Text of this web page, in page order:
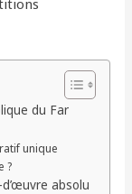
du Far
unique
?
absolu